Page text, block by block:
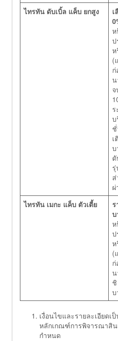
ไทรทัน ดับเบิ้ล แค็บ ยกสูง
ห
ห
(
น
บ
บ
ไทรทัน เมกะ แค็บ ตัวเตี้ย
ร
บ
ห
ห
(
น
บ
เงื่อนไขและรายละเอียด
หลักเกณฑ์การพิจารณาสิน
กำหนด